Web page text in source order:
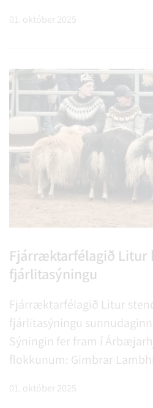
kl. 13:00 Keppt verður í
01. október 2025
Fjárræktarfélagið Litur
fjárlitasýningu
Fjárræktarfélagið Litur
fjárlitasýningu
Sýningin fer fram í
flokkunum: Gimbrar Lambhrútar Ær með
furðulitinn. Félagsmenn eru
01. október 2025